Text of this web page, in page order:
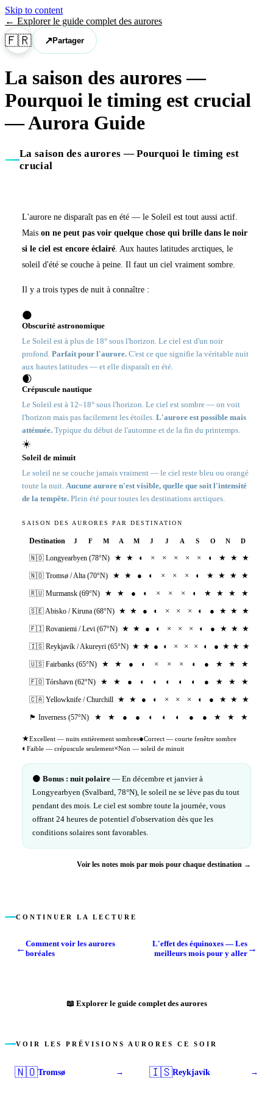
Skip to content
← Explorer le guide complet des aurores
🇫🇷 ↗Partager
La saison des aurores —
Pourquoi le timing est crucial
— Aurora Guide
La saison des aurores — Pourquoi le timing est
crucial
L'aurore ne disparaît pas en été — le Soleil est tout aussi actif.
Mais on ne peut pas voir quelque chose qui brille dans le noir
si le ciel est encore éclairé. Aux hautes latitudes arctiques, le
soleil d'été se couche à peine. Il faut un ciel vraiment sombre.
Il y a trois types de nuit à connaître :
🌑
Obscurité astronomique
Le Soleil est à plus de 18° sous l'horizon. Le ciel est d'un noir
profond. Parfait pour l'aurore. C'est ce que signifie la véritable nuit
aux hautes latitudes — et elle disparaît en été.
🌒
Crépuscule nautique
Le Soleil est à 12–18° sous l'horizon. Le ciel est sombre — on voit
l'horizon mais pas facilement les étoiles. L'aurore est possible mais
atténuée. Typique du début de l'automne et de la fin du printemps.
☀️
Soleil de minuit
Le soleil ne se couche jamais vraiment — le ciel reste bleu ou orangé
toute la nuit. Aucune aurore n'est visible, quelle que soit l'intensité
de la tempête. Plein été pour toutes les destinations arctiques.
SAISON DES AURORES PAR DESTINATION
Destination J F M A M J J A S O N D
🇳🇴 Longyearbyen (78°N) ★ ★ ◐ × × × × × ◐ ★ ★ ★
🇳🇴 Tromsø / Alta (70°N) ★ ★ ● ◐ × × × ◐ ★ ★ ★ ★
🇷🇺 Murmansk (69°N) ★ ★ ● ◐ × × × ◐ ★ ★ ★ ★
🇸🇪 Abisko / Kiruna (68°N) ★ ★ ● ◐ × × × ◐ ● ★ ★ ★
🇫🇮 Rovaniemi / Levi (67°N) ★ ★ ● ◐ × × × ◐ ● ★ ★ ★
🇮🇸 Reykjavík / Akureyri (65°N) ★ ★ ● ◐ × × × ◐ ● ★ ★ ★
🇺🇸 Fairbanks (65°N) ★ ★ ● ◐ × × × ◐ ● ★ ★ ★
🇫🇴 Tórshavn (62°N) ★ ★ ● ◐ ◐ ◐ ◐ ◐ ● ★ ★ ★
🇨🇦 Yellowknife / Churchill ★ ★ ● ◐ × × × ◐ ● ★ ★ ★
🏴󠁧󠁢󠁳󠁣󠁴󠁿 Inverness (57°N) ★ ★ ● ● ◐ ◐ ◐ ● ● ★ ★ ★
★Excellent — nuits entièrement sombres●Correct — courte fenêtre sombre
◐ Faible — crépuscule seulement×Non — soleil de minuit
🌑 Bonus : nuit polaire — En décembre et janvier à
Longyearbyen (Svalbard, 78°N), le soleil ne se lève pas du tout
pendant des mois. Le ciel est sombre toute la journée, vous
offrant 24 heures de potentiel d'observation dès que les
conditions solaires sont favorables.
Voir les notes mois par mois pour chaque destination →
CONTINUER LA LECTURE
← Comment voir les aurores
boréales
L'effet des équinoxes — Les
meilleurs mois pour y aller →
📖 Explorer le guide complet des aurores
VOIR LES PRÉVISIONS AURORES CE SOIR
🇳🇴Tromsø → 🇮🇸Reykjavík →